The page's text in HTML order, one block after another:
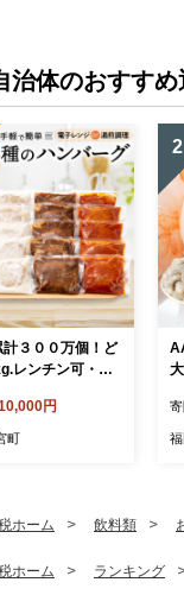
治体のおすす
３００万個！ど
レンチン可・湯
150g×20個】
【北海道・沖
円
町
2
ホーム 飲料類
ホーム ランキング